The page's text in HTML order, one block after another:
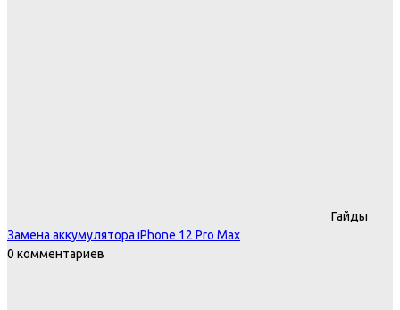
Гайды
Замена аккумулятора iPhone 12 Pro Max
0 комментариев